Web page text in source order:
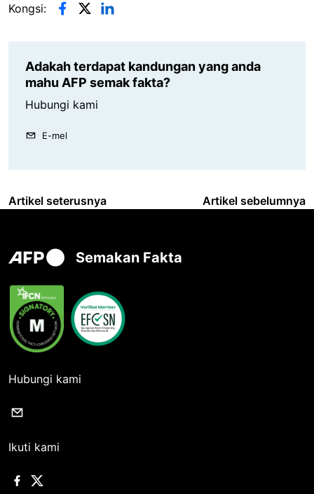
Kongsi:
Adakah terdapat kandungan yang anda
mahu AFP semak fakta?
Hubungi kami
E-mel
Artikel seterusnya Artikel sebelumnya
Semakan Fakta
Hubungi kami
Ikuti kami